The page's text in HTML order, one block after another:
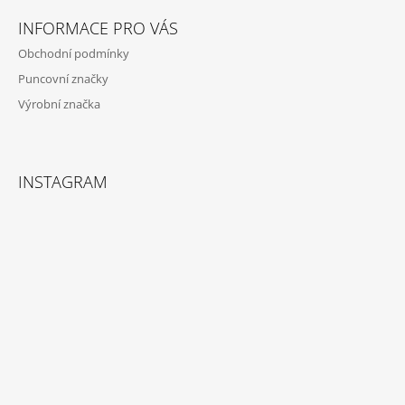
INFORMACE PRO VÁS
Obchodní podmínky
Puncovní značky
Výrobní značka
INSTAGRAM